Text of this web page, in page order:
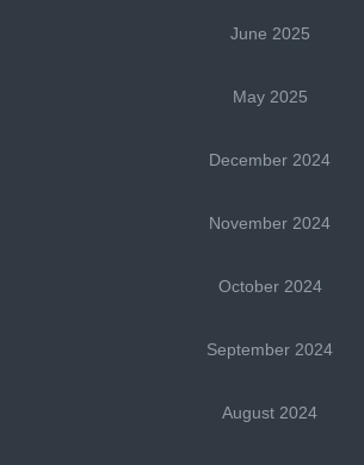
June 2025
May 2025
December 2024
November 2024
October 2024
September 2024
August 2024